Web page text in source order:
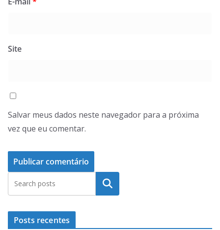
Site
Salvar meus dados neste navegador para a próxima
vez que eu comentar.
Pesquisar
Posts recentes